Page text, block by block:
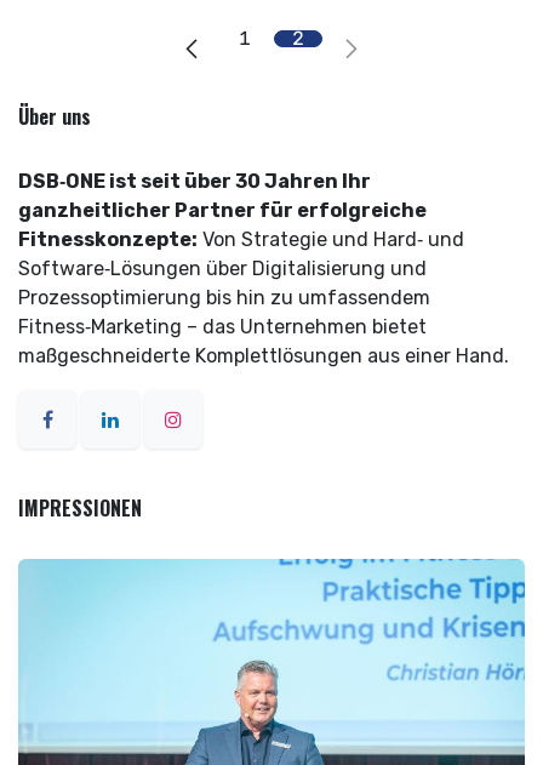
1 2
Über uns
DSB‑ONE ist seit über 30 Jahren Ihr
ganzheitlicher Partner für erfolgreiche
Fitnesskonzepte: Von Strategie und Hard‑ und
Software‑Lösungen über Digitalisierung und
Prozessoptimierung bis hin zu umfassendem
Fitness‑Marketing – das Unternehmen bietet
maßgeschneiderte Komplettlösungen aus einer Hand.
IMPRESSIONEN